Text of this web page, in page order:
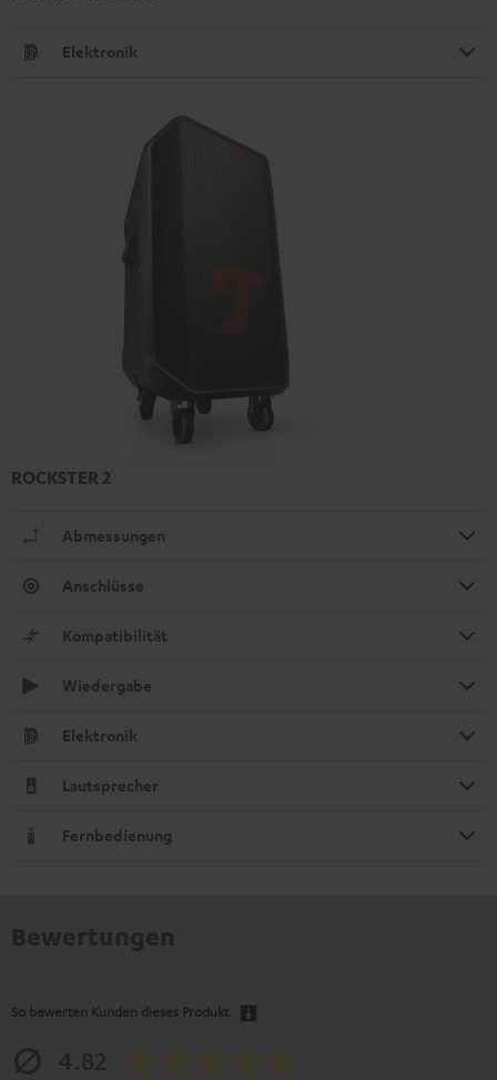
Elektronik
ROCKSTER 2
Abmessungen
Anschlüsse
Kompatibilität
Wiedergabe
Elektronik
Lautsprecher
Fernbedienung
So bewerten Kunden dieses Produkt